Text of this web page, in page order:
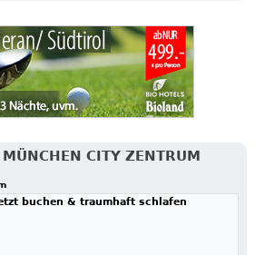
CITY ZENTRUM
buchen & traumhaft schlafen